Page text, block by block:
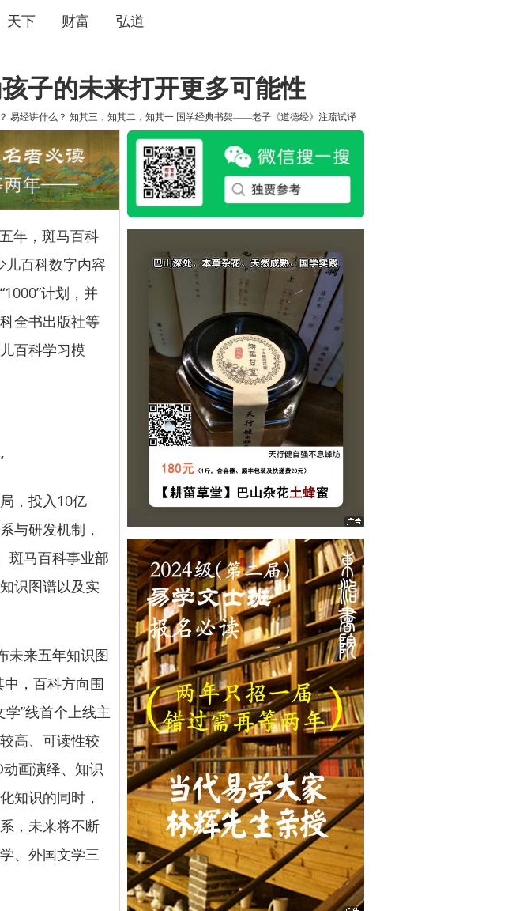
天下 财富 弘道
子的未来打开更多可能性
易经讲什么？ 知其三，知其二，知其一 国学经典书架——老子《道德经》注疏试译
年，斑马百科
儿百科数字内容
计划，并
全书出版社等
百科学习模
，投入10亿
与研发机制，
斑马百科事业部
识图谱以及实
未来五年知识图
，百科方向围
”线首个上线主
高、可读性较
画演绎、知识
知识的同时，
，未来将不断
、外国文学三